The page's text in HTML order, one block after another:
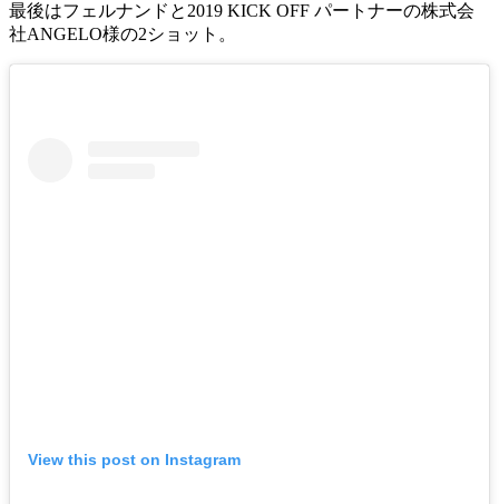
最後はフェルナンドと2019 KICK OFF パートナーの株式会
社ANGELO様の2ショット。
View this post on Instagram